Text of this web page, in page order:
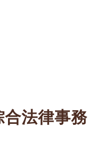
法律事務